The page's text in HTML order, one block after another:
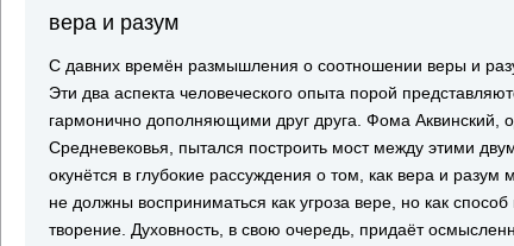
вера и разум
С давних времён размышления о соотношении веры и
Эти два аспекта человеческого опыта порой
гармонично дополняющими друг друга. Фома Аквинский,
Средневековья, пытался построить мост между этими
окунётся в глубокие рассуждения о том, как вера и разум
не должны восприниматься как угроза вере, но как
творение. Духовность, в свою очередь, придаёт